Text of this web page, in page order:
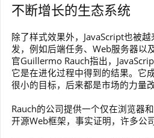
不断增长的生态系统
除了样式效果外，JavaScript也被
发，例如后端任务、Web服务器以
官Guillermo Rauch指出，
它是在进化过程中得到的结果。它
很小的目标，后来都是市场的力量
Rauch的公司提供一个仅在浏览器
开源Web框架，事实证明，许多公